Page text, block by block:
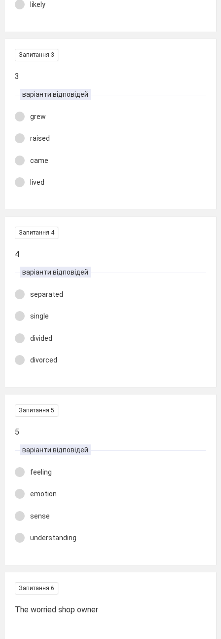
likely
Запитання 3
3
варіанти відповідей
grew
raised
came
lived
Запитання 4
4
варіанти відповідей
separated
single
divided
divorced
Запитання 5
5
варіанти відповідей
feeling
emotion
sense
understanding
Запитання 6
The worried shop owner